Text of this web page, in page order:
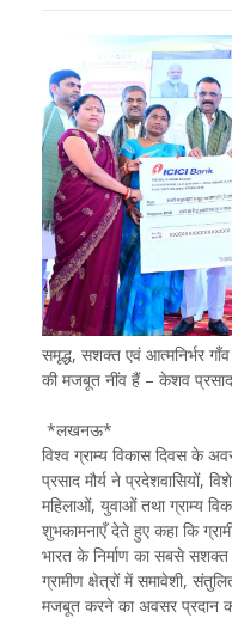
समृद्ध, सशक्त एवं आत्मनिर्भर
की मजबूत नींव हैं – केशव प्रसाद
*लखनऊ*
विश्व ग्राम्य विकास दिवस के
प्रसाद मौर्य ने प्रदेशवासियों,
महिलाओं, युवाओं तथा ग्राम्य
शुभकामनाएँ देते हुए कहा कि
भारत के निर्माण का सबसे
ग्रामीण क्षेत्रों में समावेशी,
मजबूत करने का अवसर प्रदान